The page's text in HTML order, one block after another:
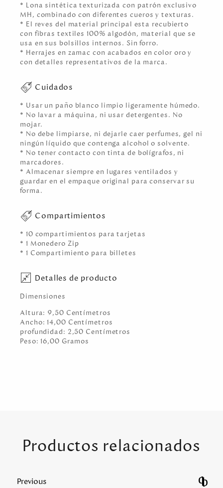
* Lona sintética texturizada con patrón exclusivo
MH, combinado con diferentes cueros y texturas.
* El reves del material principal esta recubierto
con fibras textiles 100% algodón, material que se
usa en sus bolsillos internos. Sin forro.
* Herrajes en zamac con acabados en color oro y
con detalles representativos de la marca.
Cuidados
* Usar un paño blanco limpio ligeramente húmedo.
* No lavar a máquina, ni usar detergentes. No
mojar.
* No debe limpiarse, ni dejarle caer perfumes, gel ni
ningún líquido que contenga alcohol o solvente.
* No tener contacto con tinta de bolígrafos, ni
marcadores.
* Almacenar siempre en lugares ventilados y
guardar en el empaque original para conservar su
forma.
Compartimientos
* 10 compartimientos para tarjetas
* 1 Monedero Zip
* 1 Compartimiento para billetes
Detalles de producto
Dimensiones
Altura: 9,50 Centímetros
Ancho: 14,00 Centímetros
profundidad: 2,50 Centímetros
Peso: 16,00 Gramos
Productos relacionados
Previous